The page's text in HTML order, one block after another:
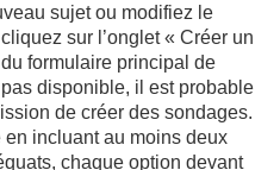
sujet ou modifiez le
sur l’onglet « Créer un
formulaire principal de
disponible, il est probable
de créer des sondages.
incluant au moins deux
chaque option devant